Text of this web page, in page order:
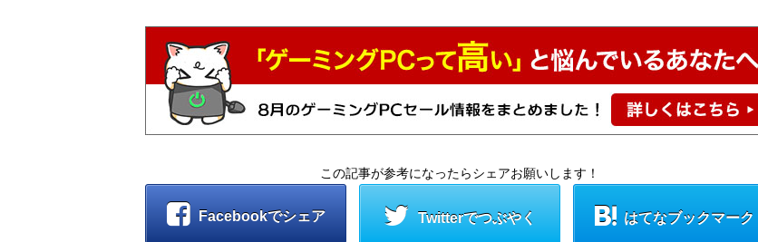
この記事が参考になったらシェアお願いします！
Facebookでシェア Twitterでつぶやく はてなブックマーク